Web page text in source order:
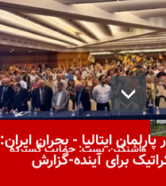
خبرگزاری رسمی حوزه جهل و
جنایت: رویکردهای مبارزاتی
سازمان مجاهدین از جنگ
واشنگتن پست: حمایت گسترده
دو حزبی از قطعنامه ۱۱۸
ایتالیا - بحران ایران:
برای آینده-گزارش